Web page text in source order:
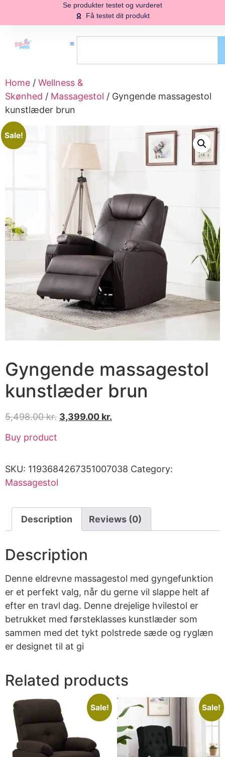
Se produkter testet og vurderet
Få testet dit produkt
Home / Wellness &
Skønhed / Massagestol / Gyngende massagestol
kunstlæder brun
Sale!
Gyngende massagestol
kunstlæder brun
5,498.00kr. 3,399.00 kr.
Buy product
SKU: 1193684267351007038 Category:
Massagestol
Description Reviews (0)
Description
Denne eldrevne massagestol med gyngefunktion
er et perfekt valg, når du gerne vil slappe helt af
efter en travl dag. Denne drejelige hvilestol er
betrukket med førsteklasses kunstlæder som
sammen med det tykt polstrede sæde og ryglæn
er designet til at gi
Related products
Sale! Sale!